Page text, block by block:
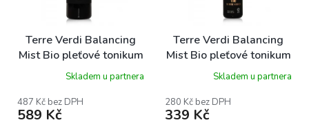
Terre Verdi Balancing
Mist Bio pleťové tonikum
z růže damašské, 100ml
Skladem u partnera
487 Kč bez DPH
589 Kč
Terre Verdi Balancing
Mist Bio pleťové tonikum
z růže damašské, 30ml
Skladem u partnera
280 Kč bez DPH
339 Kč